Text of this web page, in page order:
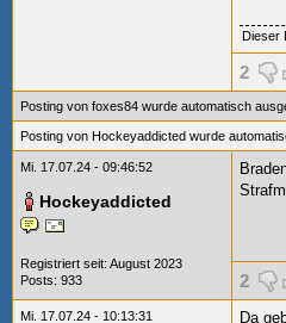
Dieser
2
Posting von foxes84 wurde automatisch
Posting von Hockeyaddicted wurde
Mi. 17.07.24 - 09:46:52
Hockeyaddicted
Registriert seit: August 2023
Posts: 933
2
Mi. 17.07.24 - 10:13:31
Da